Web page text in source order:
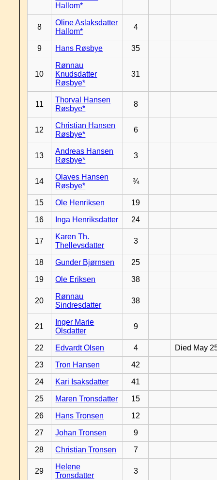
Hallom*
8
Oline Aslaksdatter
Hallom*
4
9 Hans Røsbye 35
10
Rønnau
Knudsdatter
Røsbye*
31
11
Thorval Hansen
Røsbye*
8
12
Christian Hansen
Røsbye*
6
13
Andreas Hansen
Røsbye*
3
14
Olaves Hansen
Røsbye*
¾
15 Ole Henriksen 19
16 Inga Henriksdatter 24
17
Karen Th.
Thellevsdatter
3
18 Gunder Bjørnsen 25
19 Ole Eriksen 38
20
Rønnau
Sindresdatter
38
21
Inger Marie
Olsdatter
9
22 Edvardt Olsen 4 Died May
23 Tron Hansen 42
24 Kari Isaksdatter 41
25 Maren Tronsdatter 15
26 Hans Tronsen 12
27 Johan Tronsen 9
28 Christian Tronsen 7
29
Helene
Tronsdatter
3